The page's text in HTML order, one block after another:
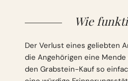
Wie
Der Verlust eines geliebten
die Angehörigen eine
den Grabstein-Kauf so